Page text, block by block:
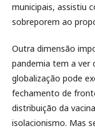
municipais, assistiu
sobreporem ao
Outra dimensão
pandemia tem a ver
globalização pode
fechamento de
distribuição da
isolacionismo. Mas